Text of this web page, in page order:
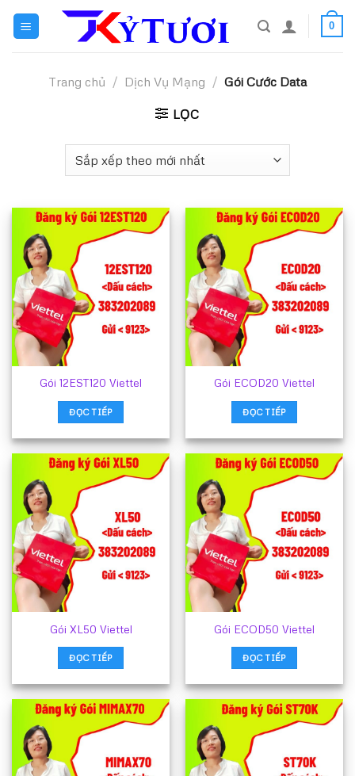
content
0
Trang chủ / Dịch Vụ Mạng / Gói Cước Data
LỌC
Gói 12EST120 Viettel
ĐỌC TIẾP
Gói ECOD20 Viettel
ĐỌC TIẾP
Gói XL50 Viettel
ĐỌC TIẾP
Gói ECOD50 Viettel
ĐỌC TIẾP